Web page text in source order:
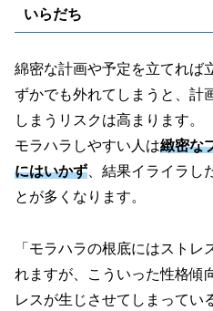
いらだち
綿密な計画や予定を立てれば
ずかでも外れてしまうと、計
しまうリスクは高まります。
モラハラしやすい人は緻密な
にはいかず 、結果イライラし
とが多くなります。
「モラハラの根底にはスト
れますが、こういった性格傾
レスが生じさせてしまってい